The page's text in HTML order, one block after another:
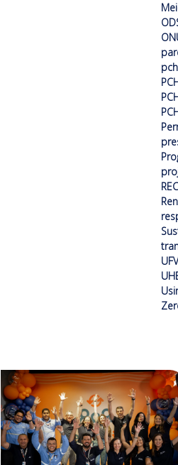
pch
UFV